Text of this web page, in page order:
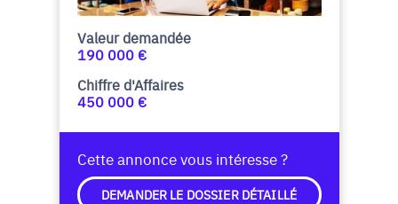
Valeur demandée
190 000 €
Chiffre d'Affaires
450 000 €
Cette annonce vous intéresse ?
DEMANDER LE DOSSIER DÉTAILLÉ